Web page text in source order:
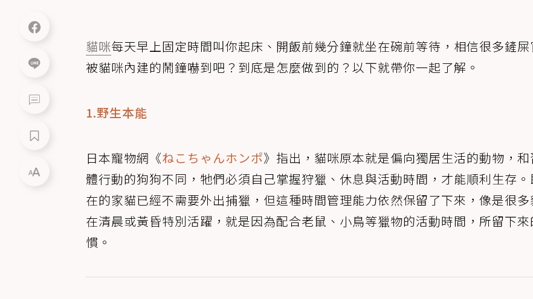
貓咪每天早上固定時間叫你起床、開飯前幾分鐘就坐在碗前等待，相信很多鏟屎
被貓咪內建的鬧鐘嚇到吧？到底是怎麼做到的？以下就帶你一起了解。
1.野生本能
日本寵物網《ねこちゃんホンポ》指出，貓咪原本就是偏向獨居生活的動物，和
體行動的狗狗不同，牠們必須自己掌握狩獵、休息與活動時間，才能順利生存
在的家貓已經不需要外出捕獵，但這種時間管理能力依然保留了下來，像是很多
在清晨或黃昏特別活躍，就是因為配合老鼠、小鳥等獵物的活動時間，所留下來
慣。